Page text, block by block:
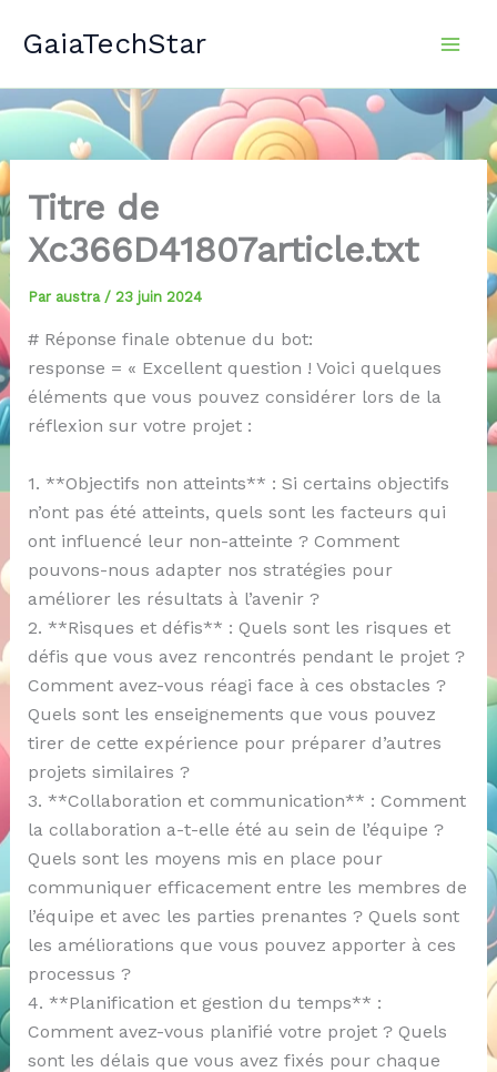
GaiaTechStar
Titre de
Xc366D41807article.txt
Par austra / 23 juin 2024
# Réponse finale obtenue du bot:
response = « Excellent question ! Voici quelques
éléments que vous pouvez considérer lors de la
réflexion sur votre projet :
1. **Objectifs non atteints** : Si certains objectifs
n’ont pas été atteints, quels sont les facteurs qui
ont influencé leur non-atteinte ? Comment
pouvons-nous adapter nos stratégies pour
améliorer les résultats à l’avenir ?
2. **Risques et défis** : Quels sont les risques et
défis que vous avez rencontrés pendant le projet ?
Comment avez-vous réagi face à ces obstacles ?
Quels sont les enseignements que vous pouvez
tirer de cette expérience pour préparer d’autres
projets similaires ?
3. **Collaboration et communication** : Comment
la collaboration a-t-elle été au sein de l’équipe ?
Quels sont les moyens mis en place pour
communiquer efficacement entre les membres de
l’équipe et avec les parties prenantes ? Quels sont
les améliorations que vous pouvez apporter à ces
processus ?
4. **Planification et gestion du temps** :
Comment avez-vous planifié votre projet ? Quels
sont les délais que vous avez fixés pour chaque